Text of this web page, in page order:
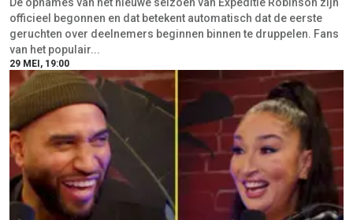
officieel begonnen en dat betekent automatisch dat de eerste
geruchten over deelnemers beginnen binnen te druppelen. Fans
van het populair...
29 MEI, 19:00